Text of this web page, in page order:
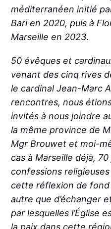
méditerranéen initié
Bari en 2020, puis à
Marseille en 2023.
50 évêques et
venant des cinq rives
le cardinal Jean-Marc
rencontres, nous
invités à nous joindre
la même province de
Mgr Brouwet et moi-
cas à Marseille déjà,
confessions
cette réflexion de fond
autre que d’échanger
par lesquelles l’Église
la paix dans cette